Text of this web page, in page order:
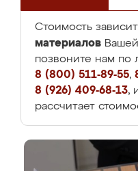
Стоимость
материалов
позвоните нам по
8 (800) 511-89-55,
8 (926) 409-68-13,
рассчитает